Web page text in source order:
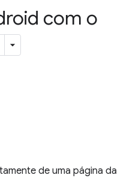
com o
de uma página da